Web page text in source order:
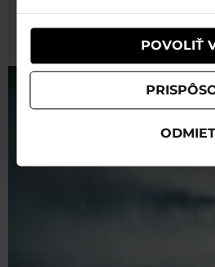
POVOLIŤ
bezplatnému parkovaniu v
hromadnej dopravy a